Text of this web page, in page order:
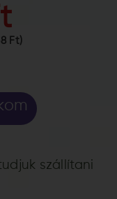
Ft)
szállítani